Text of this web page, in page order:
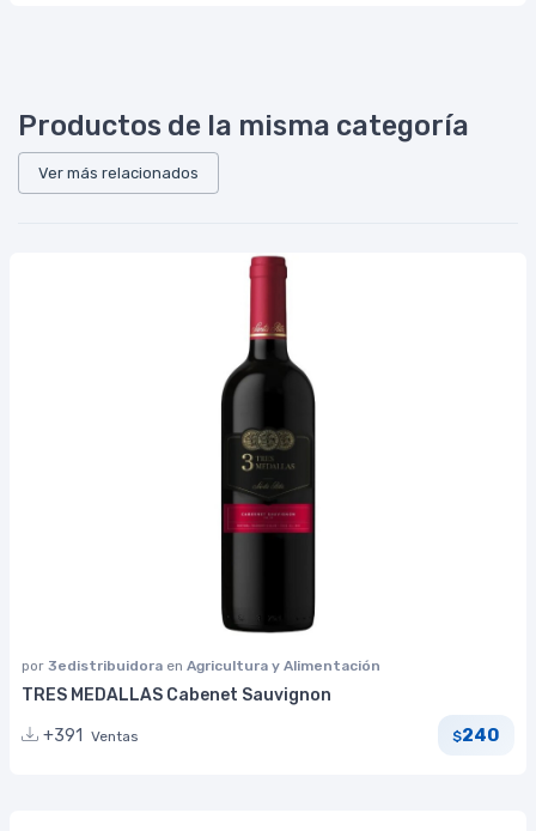
Productos de la misma categoría
Ver más relacionados
por 3edistribuidora en Agricultura y Alimentación
TRES MEDALLAS Cabenet Sauvignon
+391
Ventas $240